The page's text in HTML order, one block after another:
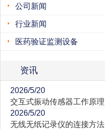
公司新闻
行业新闻
医药验证监测设备
资讯
2026/5/20
交互式振动传感器工作原理
2026/5/20
无线无纸记录仪的连接方法